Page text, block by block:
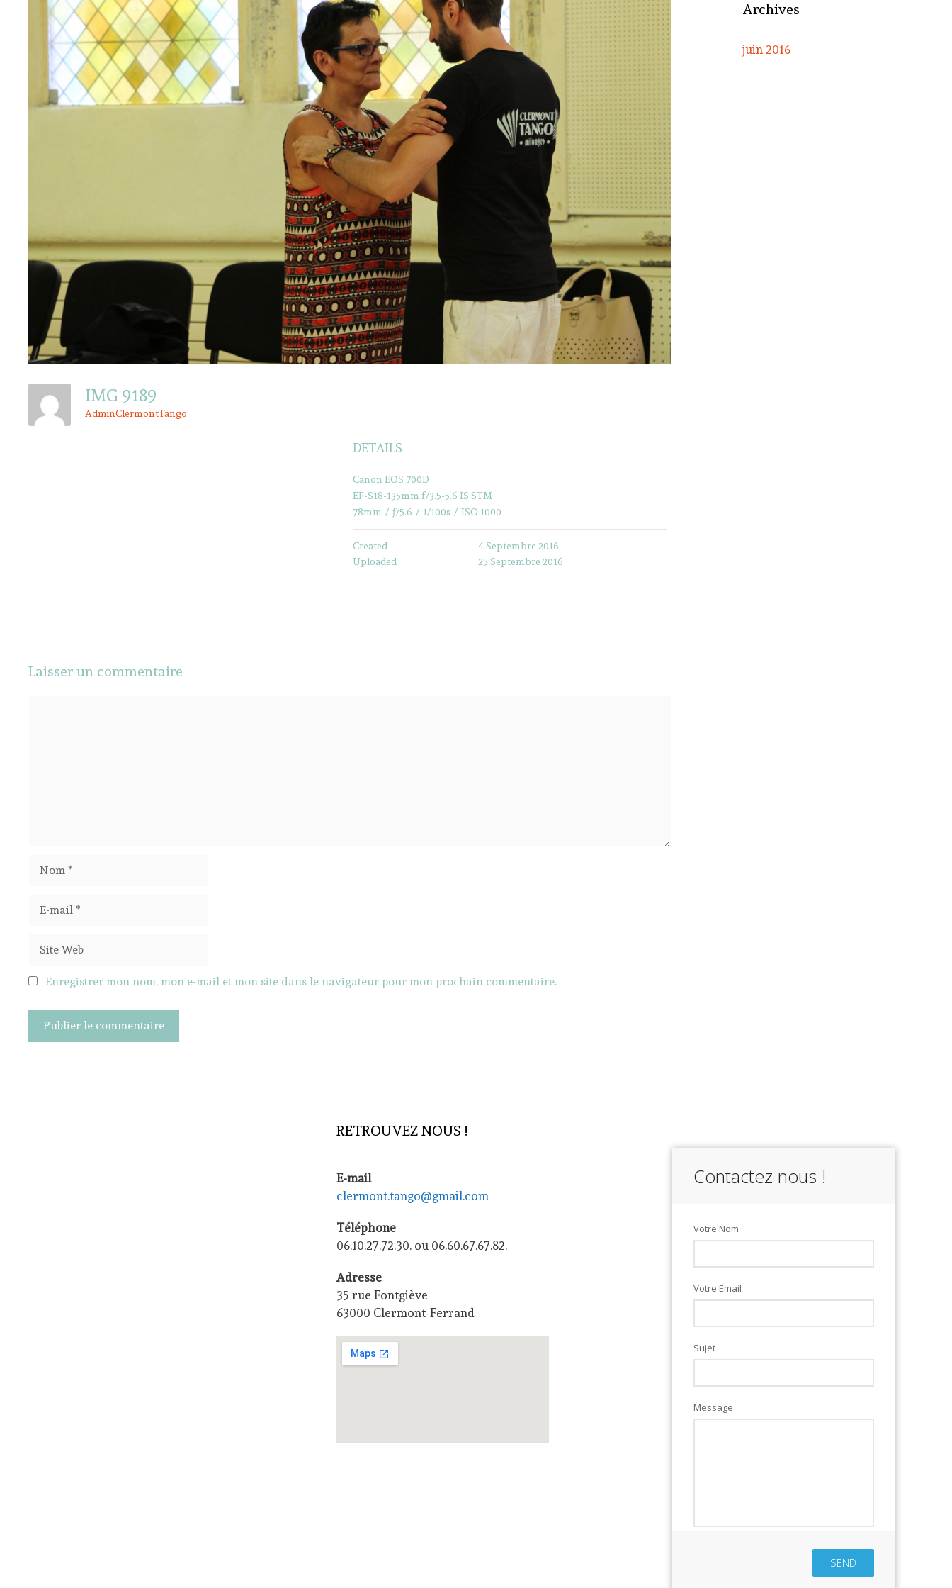
IMG 9189
AdminClermontTango
DETAILS
Canon EOS 700D
EF-S18-135mm f/3.5-5.6 IS STM
78mm / ƒ/5.6 / 1/100s / ISO 1000
Created
4 Septembre 2016
Uploaded
25 Septembre 2016
Laisser un commentaire
mail
Web
Enregistrer mon nom, mon e-mail et mon site dans le navigateur pour mon prochain commentaire.
Archives
juin 2016
RETROUVEZ NOUS !
E-mail
clermont.tango@gmail.com
Téléphone
06.10.27.72.30. ou 06.60.67.67.82.
Adresse
35 rue Fontgiève
63000 Clermont-Ferrand
Contactez nous !
Votre Nom
Votre Email
Sujet
Message
SEND